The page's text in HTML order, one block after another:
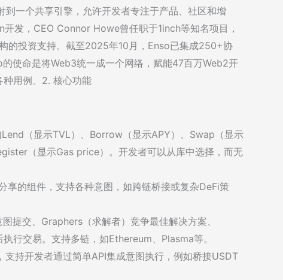
一个共享引擎，允许开发者专注于产品、社区和增
发，CEO Connor Howe曾任职于1inch等知名项目，
投资支持。截至2025年10月，Enso已集成250+协
使命是将Web3统一成一个网络，赋能47百万Web2开
用例。2. 核心功能
（显示TVL）、Borrow（显示APY）、Swap（显示
（显示Gas price）。开发者可以从库中选择，而无
的组件，支持各种意图，如跨链桥接或复杂DeFi策
提交、Graphers（求解者）竞争最佳解决方案、
行交易。支持多链，如Ethereum、Plasma等。
持开发者通过简单API集成意图执行，例如桥接USDT